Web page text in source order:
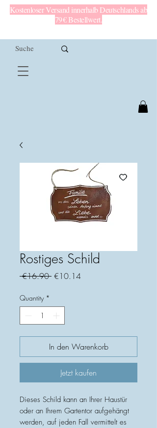
Kostenloser Versand innerhalb Deutschlands ab
79 € Bestellwert.
Rostiges Schild
€16.90 Regular
€10.14Sale
Quantity *
In den Warenkorb
Jetzt kaufen
Dieses Schild kann an Ihrer Haustür
oder an Ihrem Gartentor aufgehängt
werden, auf jeden Fall vermittelt es